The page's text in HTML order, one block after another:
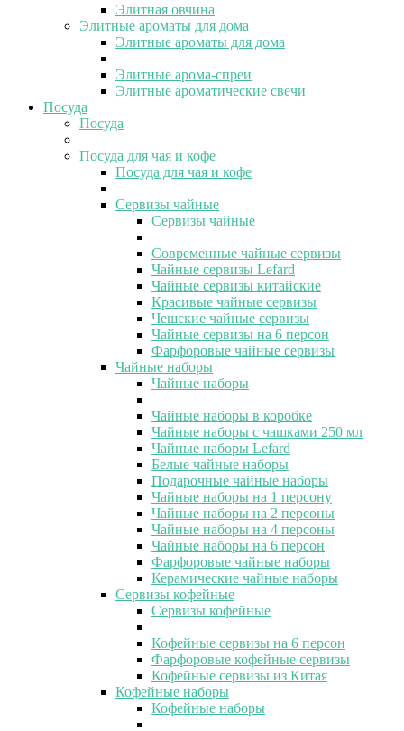
Элитная овчина
Элитные ароматы для дома
Элитные ароматы для дома
Элитные арома-спреи
Элитные ароматические свечи
Посуда
Посуда
Посуда для чая и кофе
Посуда для чая и кофе
Сервизы чайные
Сервизы чайные
Современные чайные сервизы
Чайные сервизы Lefard
Чайные сервизы китайские
Красивые чайные сервизы
Чешские чайные сервизы
Чайные сервизы на 6 персон
Фарфоровые чайные сервизы
Чайные наборы
Чайные наборы
Чайные наборы в коробке
Чайные наборы с чашками 250 мл
Чайные наборы Lefard
Белые чайные наборы
Подарочные чайные наборы
Чайные наборы на 1 персону
Чайные наборы на 2 персоны
Чайные наборы на 4 персоны
Чайные наборы на 6 персон
Фарфоровые чайные наборы
Керамические чайные наборы
Сервизы кофейные
Сервизы кофейные
Кофейные сервизы на 6 персон
Фарфоровые кофейные сервизы
Кофейные сервизы из Китая
Кофейные наборы
Кофейные наборы